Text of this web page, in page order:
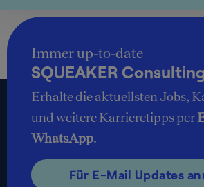
Immer up-to-date
SQUEAKER
Erhalte die aktuellsten Jobs,
und weitere Karrieretipps per
WhatsApp.
Für E-Mail Updates